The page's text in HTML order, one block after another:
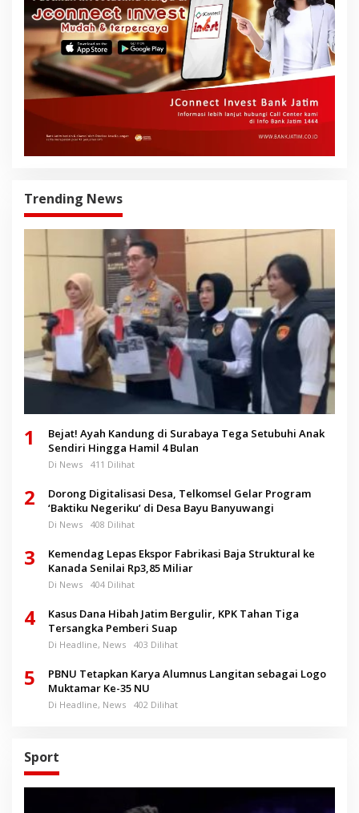
Trending News
1
Bejat! Ayah Kandung di Surabaya Tega Setubuhi Anak
Sendiri Hingga Hamil 4 Bulan
Di News 411 Dilihat
2
Dorong Digitalisasi Desa, Telkomsel Gelar Program
‘Baktiku Negeriku’ di Desa Bayu Banyuwangi
Di News 408 Dilihat
3
Kemendag Lepas Ekspor Fabrikasi Baja Struktural ke
Kanada Senilai Rp3,85 Miliar
Di News 404 Dilihat
4
Kasus Dana Hibah Jatim Bergulir, KPK Tahan Tiga
Tersangka Pemberi Suap
Di Headline, News 403 Dilihat
5
PBNU Tetapkan Karya Alumnus Langitan sebagai Logo
Muktamar Ke-35 NU
Di Headline, News 402 Dilihat
Sport